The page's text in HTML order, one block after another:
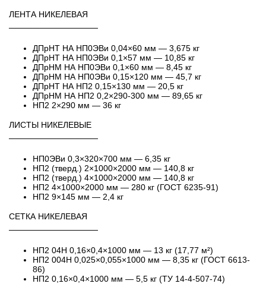
ЛЕНТА НИКЕЛЕВАЯ
───────────────
ДПрНТ НА НП0ЭВи 0,04×60 мм — 3,675 кг
ДПрНТ НА НП0ЭВи 0,1×57 мм — 10,85 кг
ДПрНМ НА НП0ЭВи 0,1×60 мм — 8,45 кг
ДПрНМ НА НП0ЭВи 0,15×120 мм — 45,7 кг
ДПрНТ НА НП2 0,15×130 мм — 20,5 кг
ДПрНМ НА НП2 0,2×290-300 мм — 89,65 кг
НП2 2×290 мм — 36 кг
ЛИСТЫ НИКЕЛЕВЫЕ
───────────────
НП0ЭВи 0,3×320×700 мм — 6,35 кг
НП2 (тверд.) 2×1000×2000 мм — 140,8 кг
НП2 (тверд.) 4×1000×2000 мм — 140,8 кг
НП2 4×1000×2000 мм — 280 кг (ГОСТ 6235-91)
НП2 9×145 мм — 2,4 кг
СЕТКА НИКЕЛЕВАЯ
───────────────
НП2 04Н 0,16×0,4×1000 мм — 13 кг (17,77 м²)
НП2 004Н 0,025×0,055×1000 мм — 8,35 кг (ГОСТ 6613-
86)
НП2 0,16×0,4×1000 мм — 5,5 кг (ТУ 14-4-507-74)